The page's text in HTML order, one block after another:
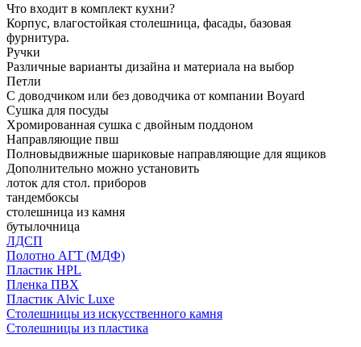
Что входит в комплект кухни?
Корпус, влагостойкая столешница, фасады, базовая
фурнитура.
Ручки
Различные варианты дизайна и материала на выбор
Петли
С доводчиком или без доводчика от компании Boyard
Сушка для посуды
Хромированная сушка с двойным поддоном
Направляющие пвш
Полновыдвижные шариковые направляющие для ящиков
Дополнительно можно установить
лоток для стол. приборов
тандембоксы
столешница из камня
бутылочница
ЛДСП
Полотно АГТ (МДФ)
Пластик HPL
Пленка ПВХ
Пластик Alvic Luxe
Столешницы из искусственного камня
Столешницы из пластика